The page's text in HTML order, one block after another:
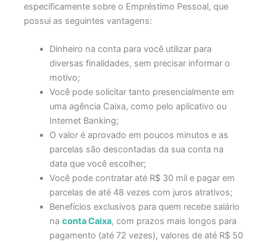
especificamente sobre o Empréstimo Pessoal, que
possui as seguintes vantagens:
Dinheiro na conta para você utilizar para
diversas finalidades, sem precisar informar o
motivo;
Você pode solicitar tanto presencialmente em
uma agência Caixa, como pelo aplicativo ou
Internet Banking;
O valor é aprovado em poucos minutos e as
parcelas são descontadas da sua conta na
data que você escolher;
Você pode contratar até R$ 30 mil e pagar em
parcelas de até 48 vezes com juros atrativos;
Benefícios exclusivos para quem recebe salário
naconta Caixa, com prazos mais longos para
pagamento (até 72 vezes), valores de até R$ 50